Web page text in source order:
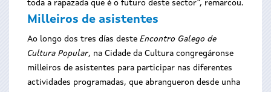
toda a rapazada que é o futuro deste sector”, remarcou.
Milleiros de asistentes
Ao longo dos tres días deste Encontro Galego de
Cultura Popular, na Cidade da Cultura congregáronse
milleiros de asistentes para participar nas diferentes
actividades programadas, que abrangueron desde unha